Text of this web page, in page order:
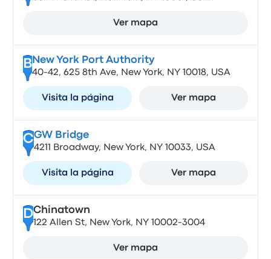
Ver mapa
B New York Port Authority
40-42, 625 8th Ave, New York, NY 10018, USA
Visita la página Ver mapa
CGW Bridge
4211 Broadway, New York, NY 10033, USA
Visita la página Ver mapa
DChinatown
122 Allen St, New York, NY 10002-3004
Ver mapa